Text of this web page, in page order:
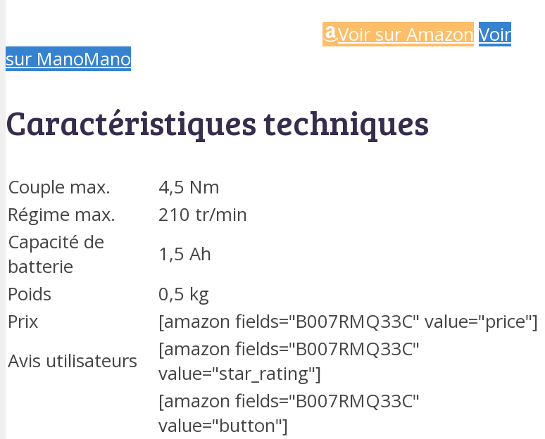
Voir sur Amazon Voir
sur ManoMano
Caractéristiques techniques
Couple max.
4,5 Nm
Régime max.
210 tr/min
Capacité de
batterie
1,5 Ah
Poids
0,5 kg
Prix
[amazon fields="B007RMQ33C" value="price"]
Avis utilisateurs
[amazon fields="B007RMQ33C"
value="star_rating"]
[amazon fields="B007RMQ33C"
value="button"]